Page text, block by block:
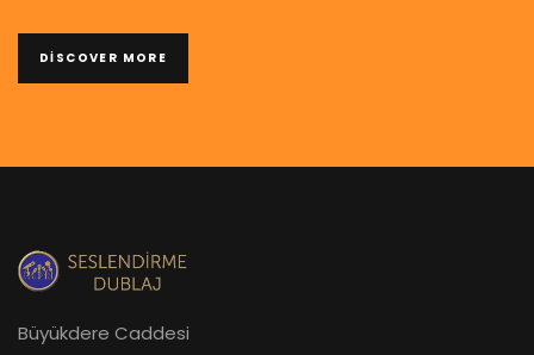
DISCOVER MORE
Büyükdere Caddesi